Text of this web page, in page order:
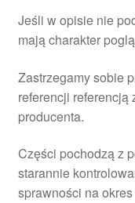
Jeśli w opisie nie
mają charakter
Zastrzegamy sobie
referencji referencją
producenta.
Części pochodzą z
starannie
sprawności na